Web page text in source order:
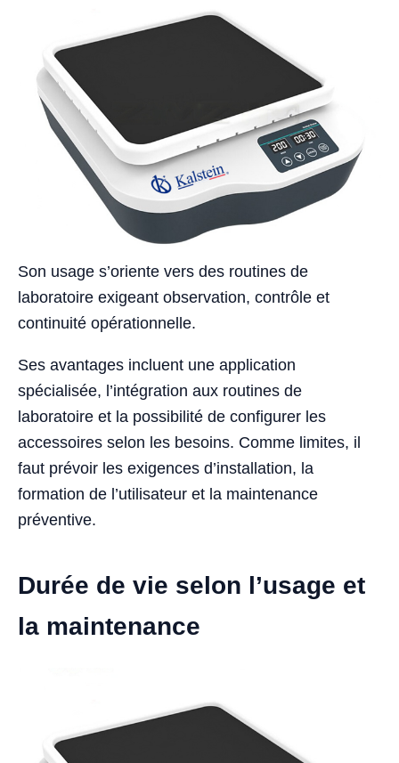
Son usage s’oriente vers des routines de
laboratoire exigeant observation, contrôle et
continuité opérationnelle.
Ses avantages incluent une application
spécialisée, l’intégration aux routines de
laboratoire et la possibilité de configurer les
accessoires selon les besoins. Comme limites, il
faut prévoir les exigences d’installation, la
formation de l’utilisateur et la maintenance
préventive.
Durée de vie selon l’usage et
la maintenance